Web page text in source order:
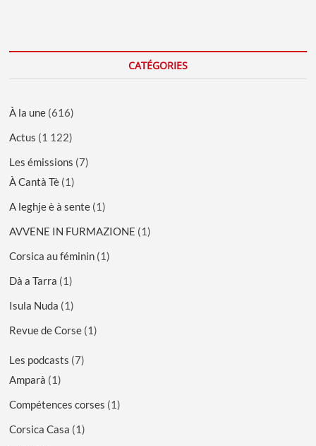
CATÉGORIES
À la une (616)
Actus (1 122)
Les émissions (7)
À Cantà Tè (1)
A leghje è à sente (1)
AVVENE IN FURMAZIONE (1)
Corsica au féminin (1)
Dà a Tarra (1)
Isula Nuda (1)
Revue de Corse (1)
Les podcasts (7)
Amparà (1)
Compétences corses (1)
Corsica Casa (1)